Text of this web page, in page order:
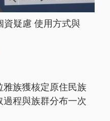
資疑慮 使用方式與
雅族獲核定原住民族
過程與族群分布一次